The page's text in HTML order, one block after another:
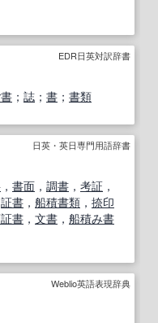
EDR日英対訳辞書
； 誌 ； 書 ； 書類
日英・英日専門用語辞書
， 書面 ， 調書 ， 考証 ，
証書 ， 船積書類 ， 捺印
証書 ， 文書 ， 船積み書
Weblio英語表現辞典